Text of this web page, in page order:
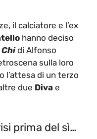
il calciatore e l’ex
hanno deciso
Chidi Alfonso
sulla loro
l’attesa di un terzo
due Diva e
prima del sì…